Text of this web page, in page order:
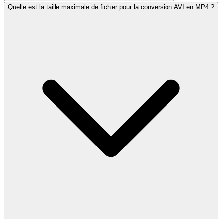
Quelle est la taille maximale de fichier pour la conversion AVI en MP4 ?